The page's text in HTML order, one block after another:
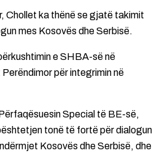
Chollet ka thënë se gjatë takimit
mes Kosovës dhe Serbisë.
e SHBA-së në
për integrimin në
Special të BE-së,
tonë të fortë për dialogun
Kosovës dhe Serbisë, dhe